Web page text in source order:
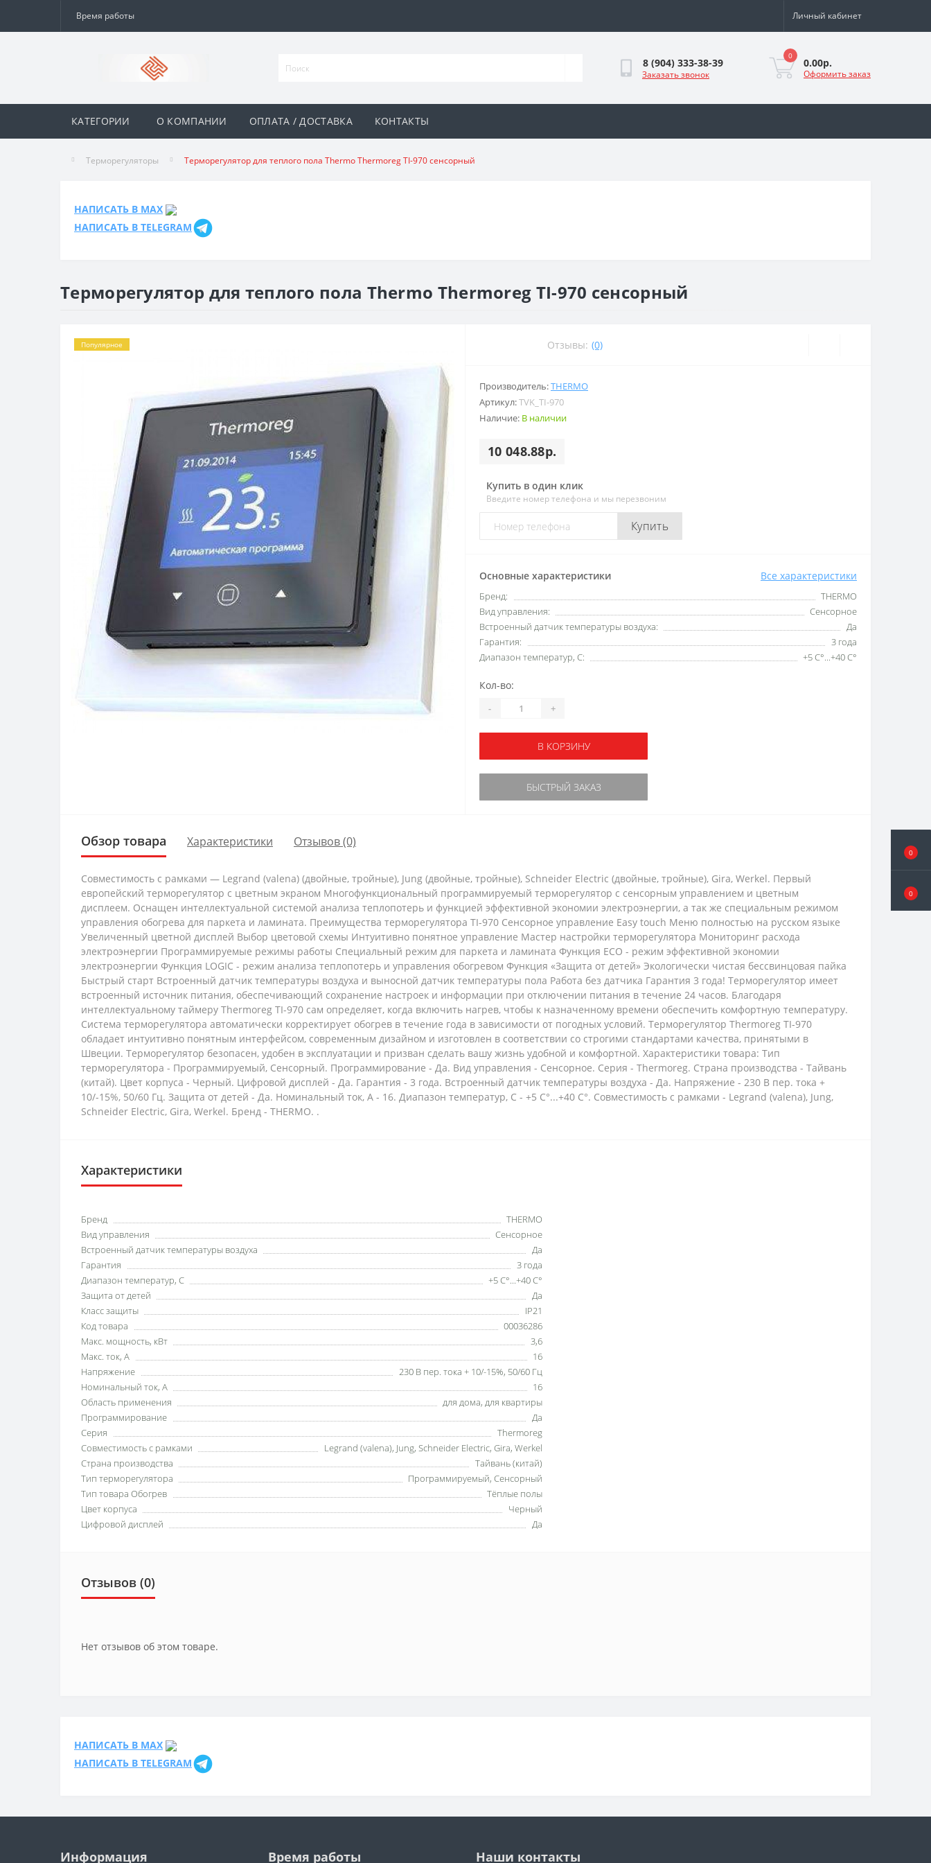
0
0
Время работы Личный кабинет
8 (904) 333-38-39
Заказать звонок
0
0.00р.
Оформить заказ
КАТЕГОРИИ О КОМПАНИИ ОПЛАТА / ДОСТАВКА КОНТАКТЫ
Терморегуляторы Терморегулятор для теплого пола Thermo Thermoreg TI-970 сенсорный
НАПИСАТЬ В MAX
НАПИСАТЬ В TELEGRAM
Терморегулятор для теплого пола Thermo Thermoreg TI-970 сенсорный
Популярное Отзывы: (0)
Производитель:THERMO
Артикул:TVK_TI-970
Наличие: В наличии
10 048.88р.
Купить в один клик
Введите номер телефона и мы перезвоним
Купить
Основные характеристики Все характеристики
Бренд:
THERMO
Вид управления:
Сенсорное
Встроенный датчик температуры воздуха:
Да
Гарантия:
3 года
Диапазон температур, С:
+5 С°...+40 С°
Кол-во:
- +
В КОРЗИНУ
БЫСТРЫЙ ЗАКАЗ
Обзор товара Характеристики Отзывов (0)
Совместимость с рамками — Legrand (valena) (двойные, тройные), Jung (двойные, тройные), Schneider Electric (двойные, тройные), Gira, Werkel. Первый
европейский терморегулятор с цветным экраном Многофункциональный программируемый терморегулятор с сенсорным управлением и цветным
дисплеем. Оснащен интеллектуальной системой анализа теплопотерь и функцией эффективной экономии электроэнергии, а так же специальным режимом
управления обогрева для паркета и ламината. Преимущества терморегулятора TI-970 Сенсорное управление Easy touch Меню полностью на русском языке
Увеличенный цветной дисплей Выбор цветовой схемы Интуитивно понятное управление Мастер настройки терморегулятора Мониторинг расхода
электроэнергии Программируемые режимы работы Специальный режим для паркета и ламината Функция ECO - режим эффективной экономии
электроэнергии Функция LOGIC - режим анализа теплопотерь и управления обогревом Функция «Защита от детей» Экологически чистая беcсвинцовая пайка
Быстрый старт Встроенный датчик температуры воздуха и выносной датчик температуры пола Работа без датчика Гарантия 3 года! Терморегулятор имеет
встроенный источник питания, обеспечивающий сохранение настроек и информации при отключении питания в течение 24 часов. Благодаря
интеллектуальному таймеру Thermoreg TI-970 сам определяет, когда включить нагрев, чтобы к назначенному времени обеспечить комфортную температуру.
Cистема терморегулятора автоматически корректирует обогрев в течение года в зависимости от погодных условий. Терморегулятор Thermoreg TI-970
обладает интуитивно понятным интерфейсом, современным дизайном и изготовлен в соответствии со строгими стандартами качества, принятыми в
Швеции. Терморегулятор безопасен, удобен в эксплуатации и призван сделать вашу жизнь удобной и комфортной. Характеристики товара: Тип
терморегулятора - Программируемый, Сенсорный. Программирование - Да. Вид управления - Сенсорное. Серия - Thermoreg. Страна производства - Тайвань
(китай). Цвет корпуса - Черный. Цифровой дисплей - Да. Гарантия - 3 года. Встроенный датчик температуры воздуха - Да. Напряжение - 230 В пер. тока +
10/-15%, 50/60 Гц. Защита от детей - Да. Номинальный ток, А - 16. Диапазон температур, С - +5 С°...+40 С°. Совместимость с рамками - Legrand (valena), Jung,
Schneider Electric, Gira, Werkel. Бренд - THERMO. .
Характеристики
Бренд
THERMO
Вид управления
Сенсорное
Встроенный датчик температуры воздуха
Да
Гарантия
3 года
Диапазон температур, С
+5 С°...+40 С°
Защита от детей
Да
Класс защиты
IP21
Код товара
00036286
Макс. мощность, кВт
3,6
Макс. ток, А
16
Напряжение
230 В пер. тока + 10/-15%, 50/60 Гц
Номинальный ток, А
16
Область применения
для дома, для квартиры
Программирование
Да
Серия
Thermoreg
Совместимость с рамками
Legrand (valena), Jung, Schneider Electric, Gira, Werkel
Страна производства
Тайвань (китай)
Тип терморегулятора
Программируемый, Сенсорный
Тип товара Обогрев
Тёплые полы
Цвет корпуса
Черный
Цифровой дисплей
Да
Отзывов (0)
Нет отзывов об этом товаре.
НАПИСАТЬ В MAX
НАПИСАТЬ В TELEGRAM
Информация Время работы Наши контакты